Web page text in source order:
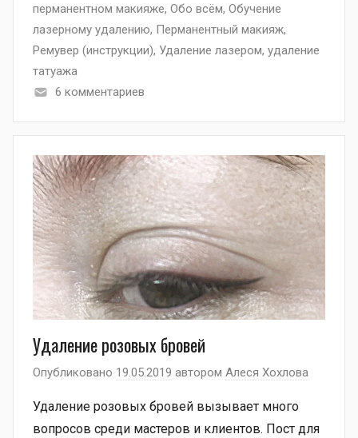
перманентном макияже, Обо всём, Обучение
лазерному удалению, Перманентный макияж,
Ремувер (инструкции), Удаление лазером, удаление
татуажа
6 комментариев
Удаление розовых бровей
Опубликовано 19.05.2019 автором Алеся Хохлова
Удаление розовых бровей вызывает много
вопросов среди мастеров и клиентов. Пост для